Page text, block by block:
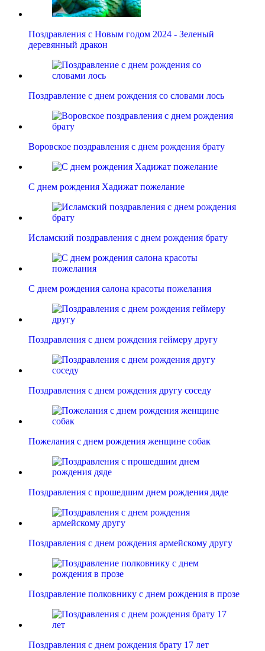
Поздравления с Новым годом 2024 - Зеленый
деревянный дракон
Поздравление с днем рождения со словами лось
Воровское поздравления с днем рождения брату
С днем рождения Хадижат пожелание
Исламский поздравления с днем рождения брату
С днем рождения салона красоты пожелания
Поздравления с днем рождения геймеру другу
Поздравления с днем рождения другу соседу
Пожелания с днем рождения женщине собак
Поздравления с прошедшим днем рождения дяде
Поздравления с днем рождения армейскому другу
Поздравление полковнику с днем рождения в прозе
Поздравления с днем рождения брату 17 лет